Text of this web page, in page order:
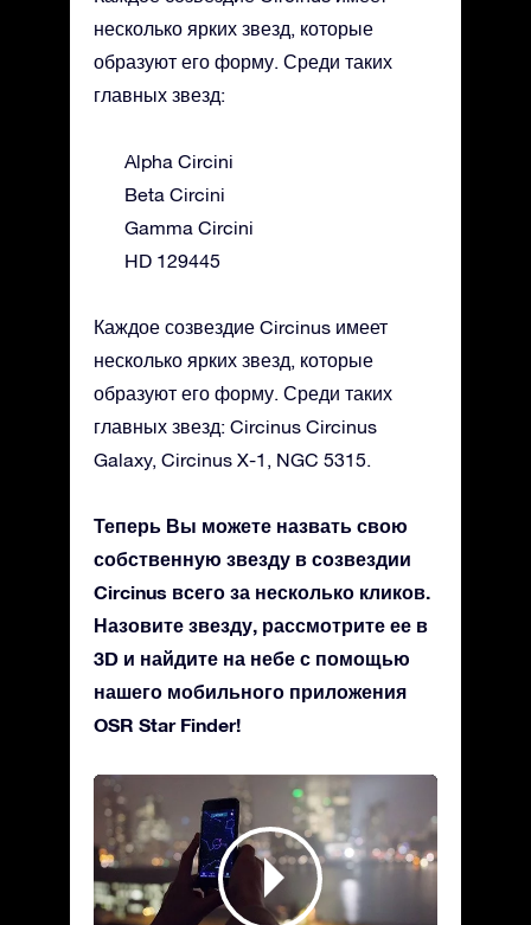
несколько ярких звезд, которые
образуют его форму. Среди таких
главных звезд:
Alpha Circini
Beta Circini
Gamma Circini
HD 129445
Каждое созвездие Circinus имеет
несколько ярких звезд, которые
образуют его форму. Среди таких
главных звезд: Circinus Circinus
Galaxy, Circinus X-1, NGC 5315.
Теперь Вы можете назвать свою
собственную звезду в созвездии
Circinus всего за несколько кликов.
Назовите звезду, рассмотрите ее в
3D и найдите на небе с помощью
нашего мобильного приложения
OSR Star Finder!